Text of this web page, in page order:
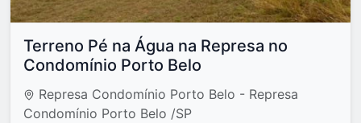
Terreno Pé na Água na Represa no
Condomínio Porto Belo
Represa Condomínio Porto Belo - Represa
Condomínio Porto Belo /SP